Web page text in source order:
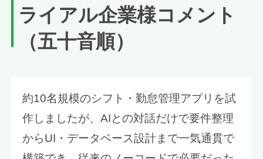
ライアル企業様コメント
（五十音順）
約10名規模のシフト・勤怠管理アプリを試
作しましたが、AIとの対話だけで要件整理
からUI・データベース設計まで一気通貫で